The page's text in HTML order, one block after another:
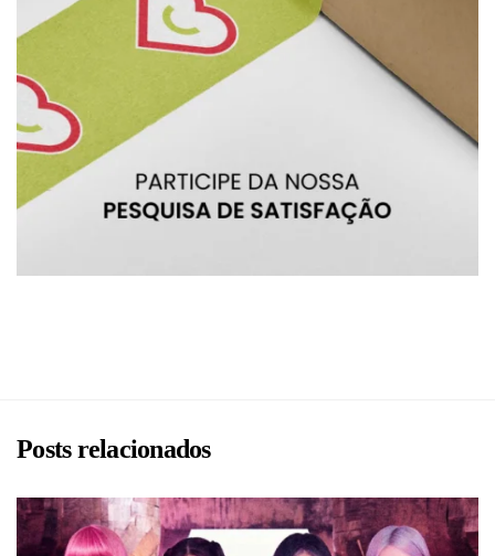
Posts relacionados